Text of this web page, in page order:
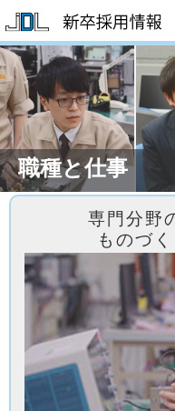
職種と仕事
専門分野
ものづ